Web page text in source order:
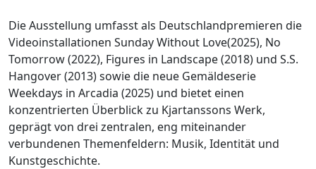
Die Ausstellung umfasst als Deutschlandpremieren die
Videoinstallationen Sunday Without Love(2025), No
Tomorrow (2022), Figures in Landscape (2018) und S.S.
Hangover (2013) sowie die neue Gemäldeserie
Weekdays in Arcadia (2025) und bietet einen
konzentrierten Überblick zu Kjartanssons Werk,
geprägt von drei zentralen, eng miteinander
verbundenen Themenfeldern: Musik, Identität und
Kunstgeschichte.